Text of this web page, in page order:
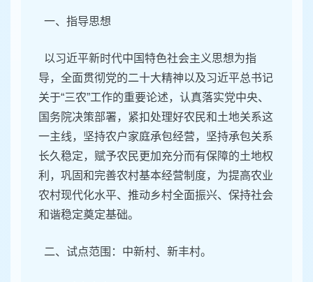
一、指导思想
以习近平新时代中国特色社会主义思想为指
导，全面贯彻党的二十大精神以及习近平总书记
关于“三农”工作的重要论述，认真落实党中央、
国务院决策部署，紧扣处理好农民和土地关系这
一主线，坚持农户家庭承包经营，坚持承包关系
长久稳定，赋予农民更加充分而有保障的土地权
利，巩固和完善农村基本经营制度，为提高农业
农村现代化水平、推动乡村全面振兴、保持社会
和谐稳定奠定基础。
二、试点范围：中新村、新丰村。